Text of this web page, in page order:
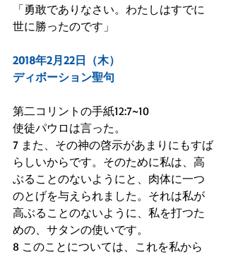
「勇敢でありなさい。わたしはすでに
世に勝ったのです」
2018年2月22日（木）
ディボーション聖句
第二コリントの手紙12:7~10
使徒パウロは言った。
7 また、その神の啓示があまりにもすば
らしいからです。そのために私は、高
ぶることのないようにと、肉体に一つ
のとげを与えられました。それは私が
高ぶることのないように、私を打つた
めの、サタンの使いです。
8 このことについては、これを私から